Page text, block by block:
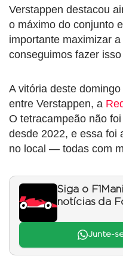
Verstappen destacou
o máximo do conjunto
importante maximizar
conseguimos fazer
A vitória deste
entre Verstappen, a
O tetracampeão não
desde 2022, e essa foi
no local — todas com
Siga o
notícias da
Junte-